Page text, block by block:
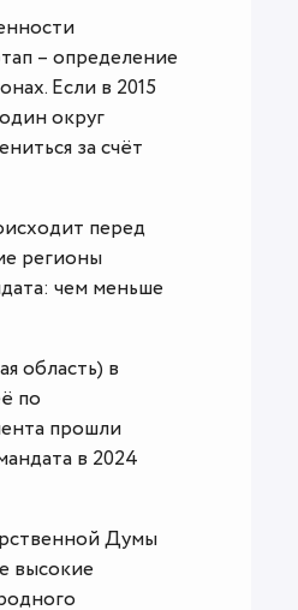
– определение
Если в 2015
округ
за счёт
перед
регионы
чем меньше
область) в
по
прошли
в 2024
Думы
высокие